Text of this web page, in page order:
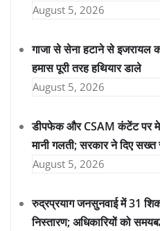
August 5, 2026
गाजा से सेना हटाने से इजरायल
हमास पूरी तरह हथियार डाले
August 5, 2026
डीपफेक और CSAM कंटेंट पर
मानी गलती; सरकार ने दिए
August 5, 2026
रुद्रप्रयाग जनसुनवाई में 31
निस्तारण; अधिकारियों को